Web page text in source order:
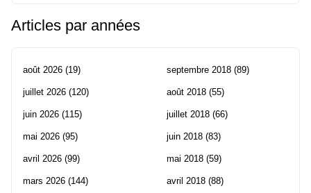
Articles par années
août 2026 (19)
juillet 2026 (120)
juin 2026 (115)
mai 2026 (95)
avril 2026 (99)
mars 2026 (144)
septembre 2018 (89)
août 2018 (55)
juillet 2018 (66)
juin 2018 (83)
mai 2018 (59)
avril 2018 (88)